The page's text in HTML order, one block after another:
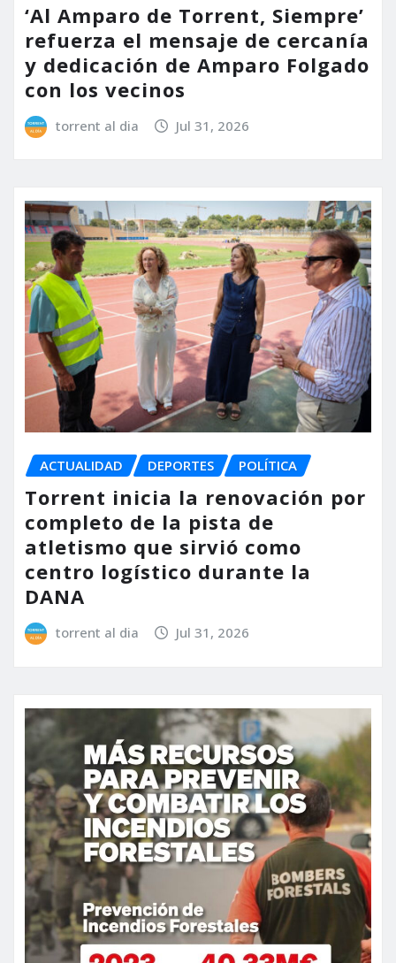
‘Al Amparo de Torrent, Siempre’
refuerza el mensaje de cercanía
y dedicación de Amparo Folgado
con los vecinos
torrent al dia Jul 31, 2026
ACTUALIDAD DEPORTES POLÍTICA
Torrent inicia la renovación por
completo de la pista de
atletismo que sirvió como
centro logístico durante la
DANA
torrent al dia Jul 31, 2026